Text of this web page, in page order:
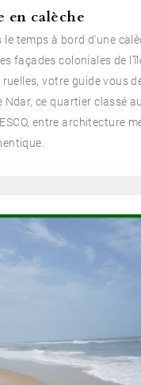
en calèche
le temps à bord d'une
façades coloniales de
ruelles, votre guide vous
Ndar, ce quartier classé
entre architecture